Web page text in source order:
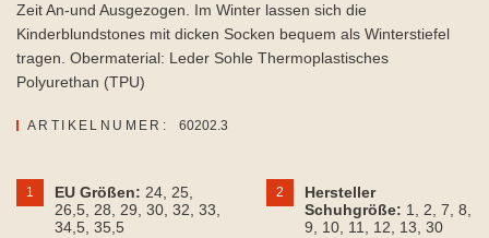
Zeit An-und Ausgezogen. Im Winter lassen sich die
Kinderblundstones mit dicken Socken bequem als Winterstiefel
tragen. Obermaterial: Leder Sohle Thermoplastisches
Polyurethan (TPU)
ARTIKELNUMER: 60202.3
1 EU Größen: 24 , 25
26,5 , 28 , 29 , 30 , 32 , 33
34,5 , 35,5
2
Hersteller
Schuhgröße: 1 , 2 , 7 , 8
9 , 10 , 11 , 12 , 13 , 30